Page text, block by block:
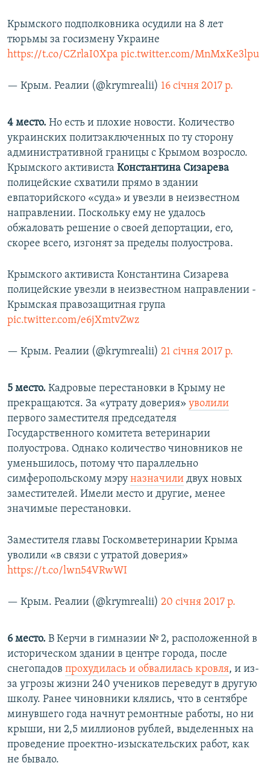
Крымского подполковника осудили на 8 лет
тюрьмы за госизмену Украине
https://t.co/CZrlaI0Xpa pic.twitter.com/MnMxKe3lpu
— Крым. Реалии (@krymrealii) 16 січня 2017 р.
4 место. Но есть и плохие новости. Количество
украинских политзаключенных по ту сторону
административной границы с Крымом возросло.
Крымского активиста Константина Сизарева
полицейские схватили прямо в здании
евпаторийского «суда» и увезли в неизвестном
направлении. Поскольку ему не удалось
обжаловать решение о своей депортации, его,
скорее всего, изгонят за пределы полуострова.
Крымского активиста Константина Сизарева
полицейские увезли в неизвестном направлении -
Крымская правозащитная група
pic.twitter.com/e6jXmtvZwz
— Крым. Реалии (@krymrealii) 21 січня 2017 р.
5 место. Кадровые перестановки в Крыму не
прекращаются. За «утрату доверия» уволили
первого заместителя председателя
Государственного комитета ветеринарии
полуострова. Однако количество чиновников не
уменьшилось, потому что параллельно
симферопольскому мэру назначили двух новых
заместителей. Имели место и другие, менее
значимые перестановки.
Заместителя главы Госкомветеринарии Крыма
уволили «в связи с утратой доверия»
https://t.co/lwn54VRwWI
— Крым. Реалии (@krymrealii) 20 січня 2017 р.
6 место. В Керчи в гимназии № 2, расположенной в
историческом здании в центре города, после
снегопадов прохудилась и обвалилась кровля, и из-
за угрозы жизни 240 учеников переведут в другую
школу. Ранее чиновники клялись, что в сентябре
минувшего года начнут ремонтные работы, но ни
крыши, ни 2,5 миллионов рублей, выделенных на
проведение проектно-изыскательских работ, как
не бывало.